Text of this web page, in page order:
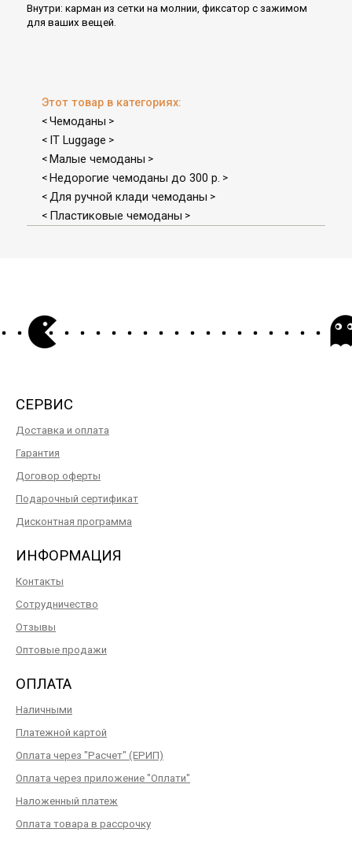
Внутри: карман из сетки на молнии, фиксатор с зажимом
для ваших вещей.
Этот товар в категориях:
< Чемоданы >
< IT Luggage >
< Малые чемоданы >
< Недорогие чемоданы до 300 р. >
< Для ручной клади чемоданы >
< Пластиковые чемоданы >
СЕРВИС
Доставка и оплата
Гарантия
Договор оферты
Подарочный сертификат
Дисконтная программа
ИНФОРМАЦИЯ
Контакты
Сотрудничество
Отзывы
Оптовые продажи
ОПЛАТА
Наличными
Платежной картой
Оплата через "Расчет" (ЕРИП)
Оплата через приложение "Оплати"
Наложенный платеж
Оплата товара в рассрочку